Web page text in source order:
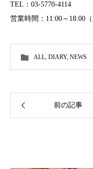
TEL：03-5770-4114
営業時間：11:00～18:00
ALL, DIARY, NEWS
前の記事